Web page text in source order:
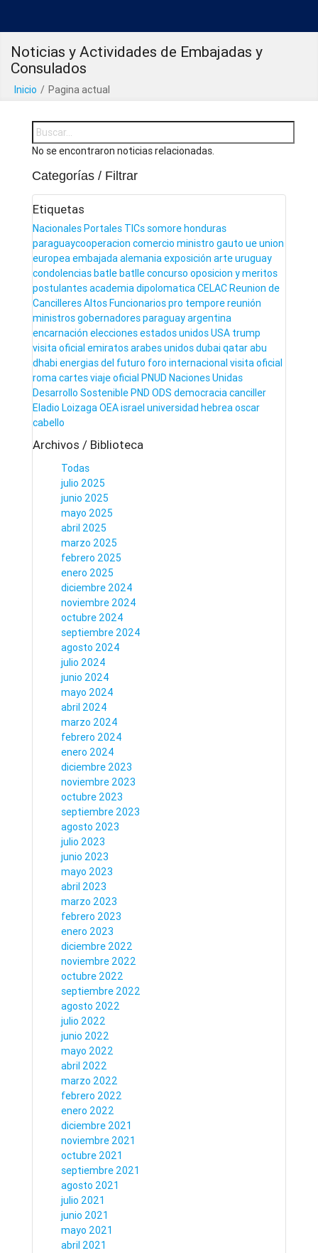
Noticias y Actividades de Embajadas y
Consulados
Inicio / Pagina actual
No se encontraron noticias relacionadas.
Categorías / Filtrar
Etiquetas
NacionalesPortales TICssomorehonduras
paraguaycooperacion comercio ministro gauto ueunion
europeaembajadaalemaniaexposición arteuruguay
condolenciasbatlebatlleconcurso oposicion y meritos
postulantesacademia dipolomaticaCELACReunion de
CancilleresAltos Funcionariospro temporereunión
ministrosgobernadoresparaguayargentina
encarnación eleccionesestados unidosUSA trump
visitaoficial emiratos arabes unidosdubai qatarabu
dhabi energias del futuro foro internacional visita oficial
romacartesviaje oficial PNUD Naciones Unidas
Desarrollo SosteniblePND ODS democraciacanciller
Eladio LoizagaOEAisrael universidad hebreaoscar
cabello
Archivos / Biblioteca
Todas
julio 2025
junio 2025
mayo 2025
abril 2025
marzo 2025
febrero 2025
enero 2025
diciembre 2024
noviembre 2024
octubre 2024
septiembre 2024
agosto 2024
julio 2024
junio 2024
mayo 2024
abril 2024
marzo 2024
febrero 2024
enero 2024
diciembre 2023
noviembre 2023
octubre 2023
septiembre 2023
agosto 2023
julio 2023
junio 2023
mayo 2023
abril 2023
marzo 2023
febrero 2023
enero 2023
diciembre 2022
noviembre 2022
octubre 2022
septiembre 2022
agosto 2022
julio 2022
junio 2022
mayo 2022
abril 2022
marzo 2022
febrero 2022
enero 2022
diciembre 2021
noviembre 2021
octubre 2021
septiembre 2021
agosto 2021
julio 2021
junio 2021
mayo 2021
abril 2021